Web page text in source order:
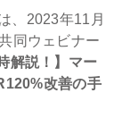
、2023年11月
同ウェビナー
解説！】マー
改善の手